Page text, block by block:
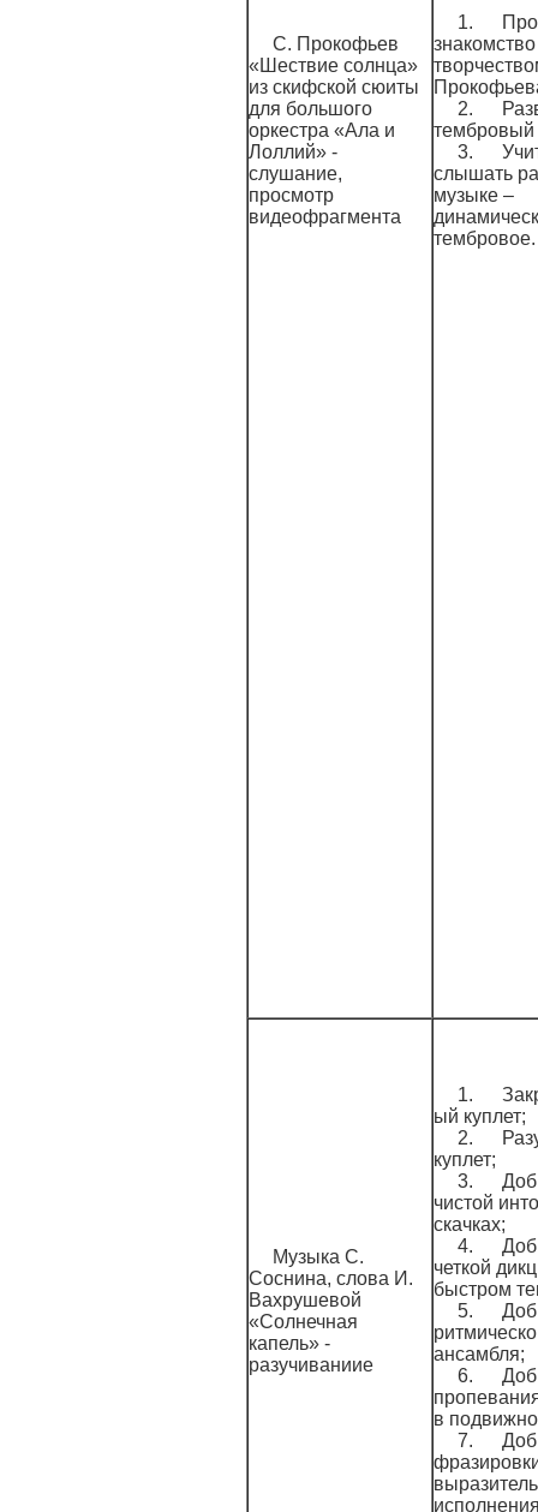
С. Прокофьев
«Шествие солнца»
из скифской сюиты
для большого
оркестра «Ала и
Лоллий» -
слушание,
просмотр
видеофрагмента
1.
2.
тембровый
3.
слышать
музыке –
тембровое.
Музыка С.
Соснина, слова И.
Вахрушевой
«Солнечная
капель» -
разучиваниие
1.
ый куплет;
2.
куплет;
3.
чистой
скачках;
4.
четкой
быстром
5.
ансамбля;
6.
в
7.